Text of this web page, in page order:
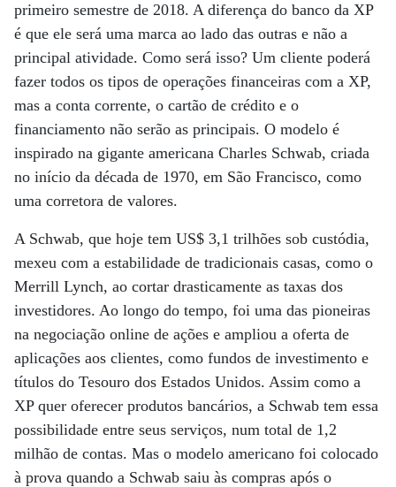
primeiro semestre de 2018. A diferença do banco da XP
é que ele será uma marca ao lado das outras e não a
principal atividade. Como será isso? Um cliente poderá
fazer todos os tipos de operações financeiras com a XP,
mas a conta corrente, o cartão de crédito e o
financiamento não serão as principais. O modelo é
inspirado na gigante americana Charles Schwab, criada
no início da década de 1970, em São Francisco, como
uma corretora de valores.
A Schwab, que hoje tem US$ 3,1 trilhões sob custódia,
mexeu com a estabilidade de tradicionais casas, como o
Merrill Lynch, ao cortar drasticamente as taxas dos
investidores. Ao longo do tempo, foi uma das pioneiras
na negociação online de ações e ampliou a oferta de
aplicações aos clientes, como fundos de investimento e
títulos do Tesouro dos Estados Unidos. Assim como a
XP quer oferecer produtos bancários, a Schwab tem essa
possibilidade entre seus serviços, num total de 1,2
milhão de contas. Mas o modelo americano foi colocado
à prova quando a Schwab saiu às compras após o